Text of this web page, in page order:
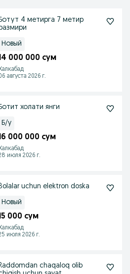
4 метирга 7 метир
Новый
000 000 сум
августа 2026 г.
Ботит холати янги
Б/у
000 000 сум
июля 2026 г.
uchun elektron doska
Новый
000 сум
июля 2026 г.
chaqaloq olib